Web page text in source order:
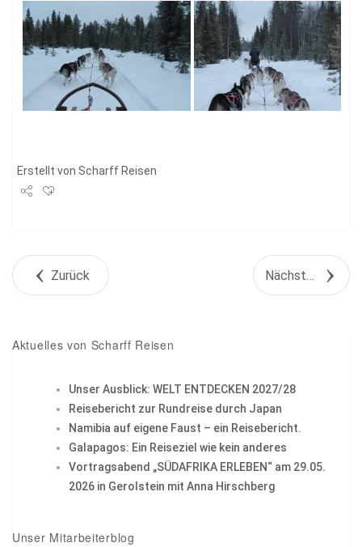
Erstellt von Scharff Reisen
+1Zurück Nächstes Objekt
Aktuelles von Scharff Reisen
Unser Ausblick: WELT ENTDECKEN 2027/28
Reisebericht zur Rundreise durch Japan
Namibia auf eigene Faust – ein Reisebericht.
Galapagos: Ein Reiseziel wie kein anderes
Vortragsabend „SÜDAFRIKA ERLEBEN“ am 29.05.
2026 in Gerolstein mit Anna Hirschberg
Unser Mitarbeiterblog